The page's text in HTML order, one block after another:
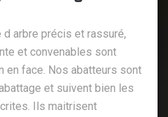
d arbre précis et rassuré,
et convenables sont
en face. Nos abatteurs sont
et suivent bien les
Ils maitrisent